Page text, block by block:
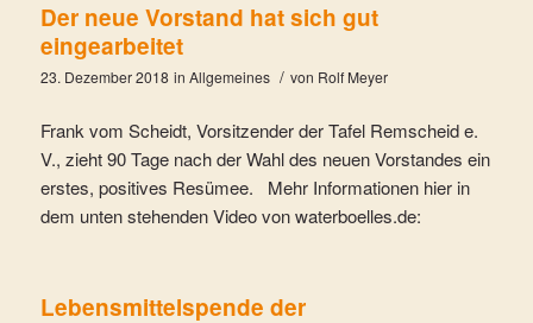
Der neue Vorstand hat sich gut
eingearbeitet
23. Dezember 2018 in Allgemeines / von Rolf Meyer
Frank vom Scheidt, Vorsitzender der Tafel Remscheid e.
V., zieht 90 Tage nach der Wahl des neuen Vorstandes ein
erstes, positives Resümee. Mehr Informationen hier in
dem unten stehenden Video von waterboelles.de:
Lebensmittelspende der